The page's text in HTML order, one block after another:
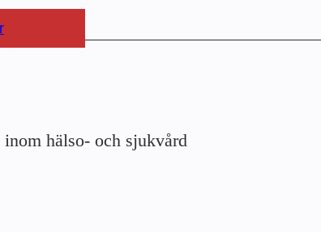
hälso- och sjukvård